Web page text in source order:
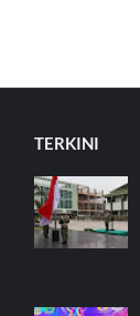
TERKINI